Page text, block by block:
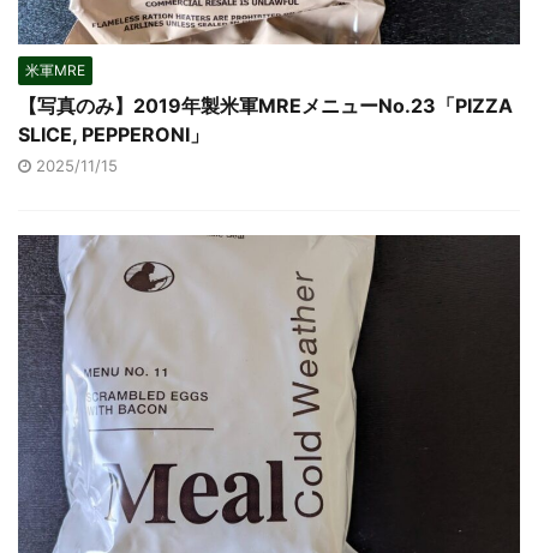
米軍MRE
【写真のみ】2019年製米軍MREメニューNo.23「PIZZA
SLICE, PEPPERONI」
2025/11/15